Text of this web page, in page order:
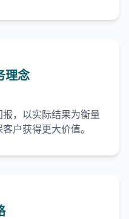
理念
，以实际结果为衡量
户获得更大价值。